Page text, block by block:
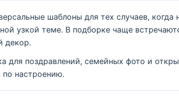
шаблоны для тех случаев, когда
узкой теме. В подборке чаще
декор.
для поздравлений, семейных фото и
настроению.